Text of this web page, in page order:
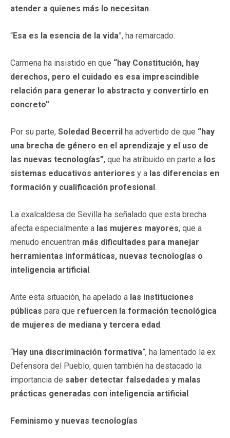
atender a quienes más lo necesitan.
“Esa es la esencia de la vida”, ha remarcado.
Carmena ha insistido en que “hay Constitución, hay
derechos, pero el cuidado es esa imprescindible
relación para generar lo abstracto y convertirlo en
concreto”.
Por su parte, Soledad Becerril ha advertido de que “hay
una brecha de género en el aprendizaje y el uso de
las nuevas tecnologías”, que ha atribuido en parte a los
sistemas educativos anteriores y a las diferencias en
formación y cualificación profesional.
La exalcaldesa de Sevilla ha señalado que esta brecha
afecta especialmente a las mujeres mayores, que a
menudo encuentran más dificultades para manejar
herramientas informáticas, nuevas tecnologías o
inteligencia artificial.
Ante esta situación, ha apelado a las instituciones
públicas para que refuercen la formación tecnológica
de mujeres de mediana y tercera edad.
“Hay una discriminación formativa”, ha lamentado la ex
Defensora del Pueblo, quien también ha destacado la
importancia de saber detectar falsedades y malas
prácticas generadas con inteligencia artificial.
Feminismo y nuevas tecnologías